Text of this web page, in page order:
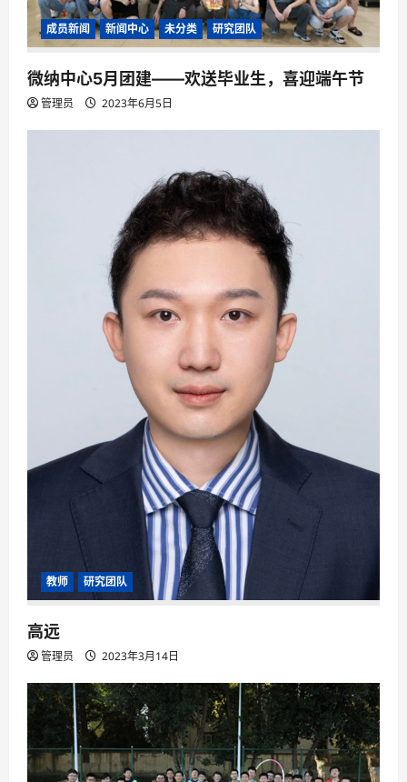
成员新闻 新闻中心 未分类 研究团队
微纳中心5月团建——欢送毕业生，喜迎端午节
管理员 2023年6月5日
教师 研究团队
高远
管理员 2023年3月14日